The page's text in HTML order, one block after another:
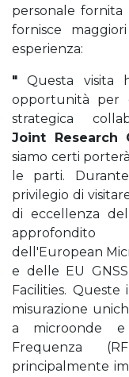
personale fornita
fornisce
esperienza:
" Questa visita
opportunità per
strategica
Joint Research
siamo certi
le parti.
privilegio di
di eccellenza
dell'European
e delle EU
Facilities.
misurazione
a microonde
Frequenza
principalmente